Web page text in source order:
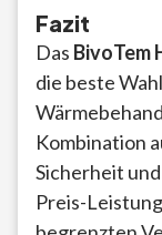
Fazit
Das BivoTem
die beste
Kombination
Sicherheit
Preis-